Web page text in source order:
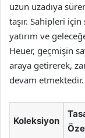
uzun uzadıya
taşır. Sahipleri
yatırım ve
Heuer, geçmişin
araya getirerek,
devam etmektedir.
Koleksiyon